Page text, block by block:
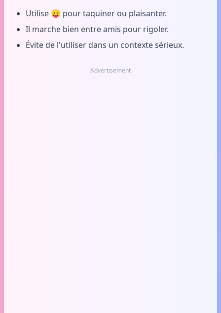
Utilise 😛 pour taquiner ou plaisanter.
Il marche bien entre amis pour rigoler.
Évite de l'utiliser dans un contexte sérieux.
Advertisement